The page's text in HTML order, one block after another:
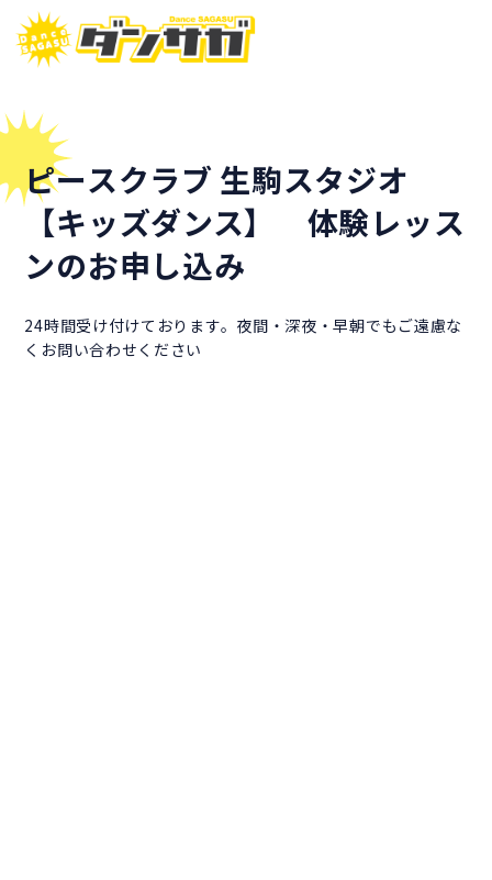
ピースクラブ 生駒スタジオ
【キッズダンス】 体験レッス
ンのお申し込み
24時間受け付けております。夜間・深夜・早朝でもご遠慮な
くお問い合わせください